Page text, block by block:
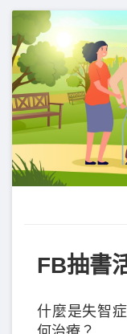
FB抽書
什麼是失智